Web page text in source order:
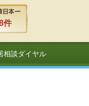
件
相談ダイヤル